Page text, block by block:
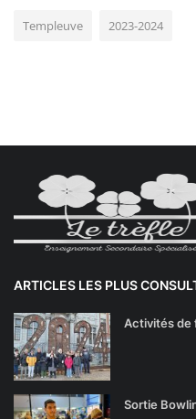
Templeuve 2023-2024
ARTICLES LES PLUS
Activités de
Sortie